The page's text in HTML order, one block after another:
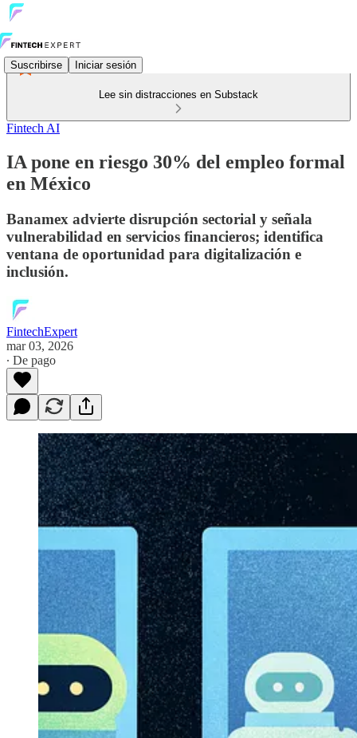
Suscribirse Iniciar sesión
Lee sin distracciones en Substack
Fintech AI
IA pone en riesgo 30% del empleo formal
en México
Banamex advierte disrupción sectorial y señala
vulnerabilidad en servicios financieros; identifica
ventana de oportunidad para digitalización e
inclusión.
FintechExpert
mar 03, 2026
∙ De pago